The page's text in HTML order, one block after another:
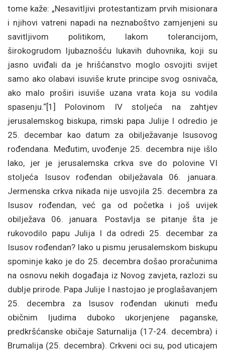
tome kaže: „Nesavitljivi protestantizam prvih misionara
i njihovi vatreni napadi na neznaboštvo zamjenjeni su
savitljivom politikom, lakom tolerancijom,
širokogrudom ljubaznošću lukavih duhovnika, koji su
jasno uviđali da je hrišćanstvo moglo osvojiti svijet
samo ako olabavi isuviše krute principe svog osnivača,
ako malo proširi isuviše uzana vrata koja su vodila
spasenju.“[1] Polovinom IV stoljeća na zahtjev
jerusalemskog biskupa, rimski papa Julije I odredio je
25. decembar kao datum za obilježavanje Isusovog
rođendana. Međutim, uvođenje 25. decembra nije išlo
lako, jer je jerusalemska crkva sve do polovine VI
stoljeća Isusov rođendan obilježavala 06. januara.
Jermenska crkva nikada nije usvojila 25. decembra za
Isusov rođendan, već ga od početka i još uvijek
obilježava 06. januara. Postavlja se pitanje šta je
rukovodilo papu Julija I da odredi 25. decembar za
Isusov rođendan? Iako u pismu jerusalemskom biskupu
spominje kako je do 25. decembra došao proračunima
na osnovu nekih događaja iz Novog zavjeta, razlozi su
dublje prirode. Papa Julije I nastojao je proglašavanjem
25. decembra za Isusov rođendan ukinuti među
običnim ljudima duboko ukorjenjene paganske,
predkršćanske običaje Saturnalija (17-24. decembra) i
Brumalija (25. decembra). Crkveni oci su, pod uticajem